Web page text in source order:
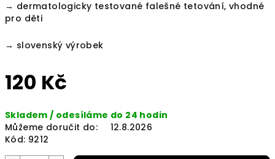
→ dermatologicky testované falešné tetování, vhodné
pro děti
→ slovenský výrobek
120 Kč
cena:
Skladem / odesíláme do 24 hodin
Můžeme doručit do:
12.8.2026
Kód: 9212